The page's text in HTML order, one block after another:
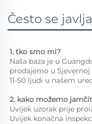
Često se
1. tko smo mi?
Naša baza je u
prodajemo u
11-50 ljudi u našem
2. kako možemo
Uvijek uzorak prije
Uvijek konačna